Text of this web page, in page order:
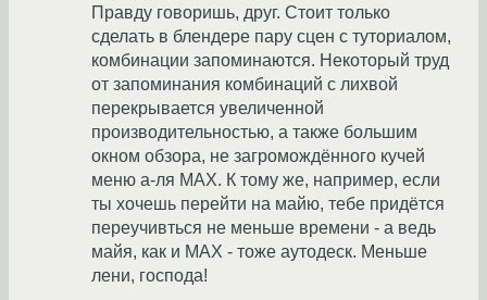
Правду говоришь, друг. Стоит только
сделать в блендере пару сцен с туториалом,
комбинации запоминаются. Некоторый труд
от запоминания комбинаций с лихвой
перекрывается увеличенной
производительностью, а также большим
окном обзора, не загромождённого кучей
меню а-ля МАХ. К тому же, например, если
ты хочешь перейти на майю, тебе придётся
переучивться не меньше времени - а ведь
майя, как и МАХ - тоже аутодеск. Меньше
лени, господа!